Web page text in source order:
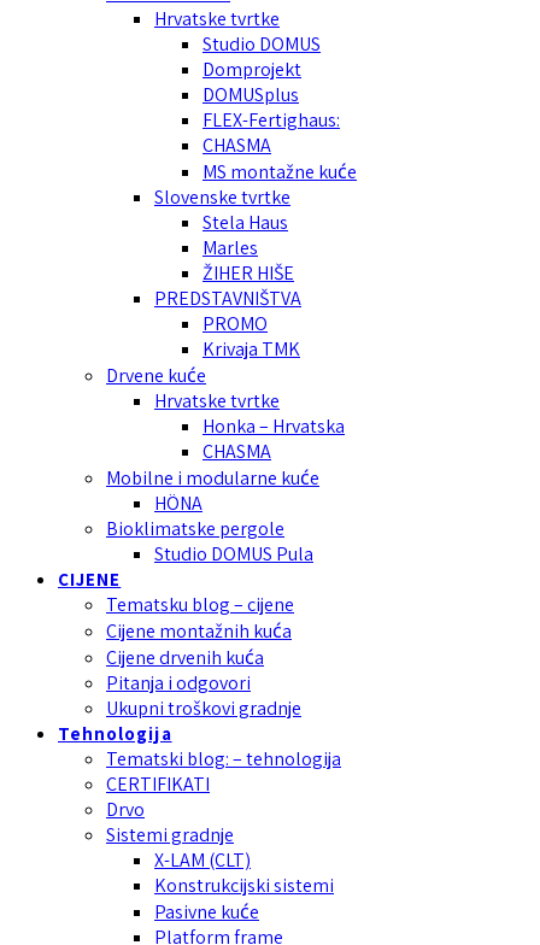
Hrvatske tvrtke
Studio DOMUS
Domprojekt
DOMUSplus
FLEX-Fertighaus:
CHASMA
MS montažne kuće
Slovenske tvrtke
Stela Haus
Marles
ŽIHER HIŠE
PREDSTAVNIŠTVA
PROMO
Krivaja TMK
Drvene kuće
Hrvatske tvrtke
Honka – Hrvatska
CHASMA
Mobilne i modularne kuće
HÖNA
Bioklimatske pergole
Studio DOMUS Pula
CIJENE
Tematsku blog – cijene
Cijene montažnih kuća
Cijene drvenih kuća
Pitanja i odgovori
Ukupni troškovi gradnje
Tehnologija
Tematski blog: – tehnologija
CERTIFIKATI
Drvo
Sistemi gradnje
X-LAM (CLT)
Konstrukcijski sistemi
Pasivne kuće
Platform frame